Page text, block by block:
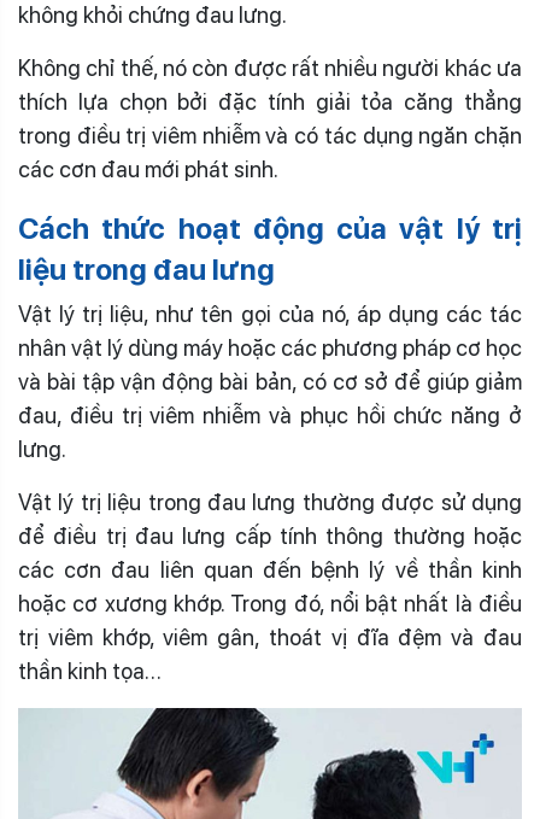
không khỏi chứng đau lưng.
Không chỉ thế, nó còn được rất nhiều người khác ưa
thích lựa chọn bởi đặc tính giải tỏa căng thẳng
trong điều trị viêm nhiễm và có tác dụng ngăn chặn
các cơn đau mới phát sinh.
Cách thức hoạt động của vật lý trị
liệu trong đau lưng
Vật lý trị liệu, như tên gọi của nó, áp dụng các tác
nhân vật lý dùng máy hoặc các phương pháp cơ học
và bài tập vận động bài bản, có cơ sở để giúp giảm
đau, điều trị viêm nhiễm và phục hồi chức năng ở
lưng.
Vật lý trị liệu trong đau lưng thường được sử dụng
để điều trị đau lưng cấp tính thông thường hoặc
các cơn đau liên quan đến bệnh lý về thần kinh
hoặc cơ xương khớp. Trong đó, nổi bật nhất là điều
trị viêm khớp, viêm gân, thoát vị đĩa đệm và đau
thần kinh tọa…